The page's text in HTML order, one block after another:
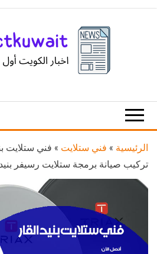
الرئيسية » فني ستلايت »
تركيب صيانة برمجة ستلايت رسيفر بنيد